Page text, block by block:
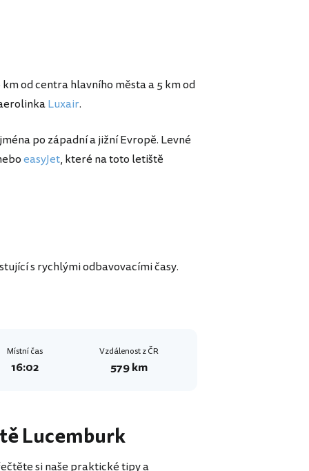
od centra hlavního města a 5 km od
Luxair.
po západní a jižní Evropě. Levné
easyJet, které na toto letiště
s rychlými odbavovacími časy.
Místní čas
16:02
Vzdálenost z ČR
579 km
Lucemburk
si naše praktické tipy a